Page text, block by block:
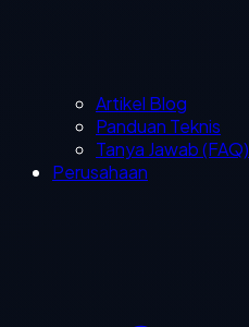
Artikel Blog
Panduan Teknis
Tanya Jawab (FAQ)
Perusahaan